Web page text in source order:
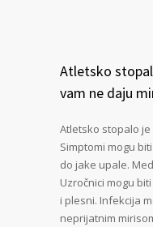
Atletsko
vam ne daju
Atletsko stopalo
Simptomi mogu
do jake upale.
Uzročnici mogu
i plesni. Infekcija
neprijatnim